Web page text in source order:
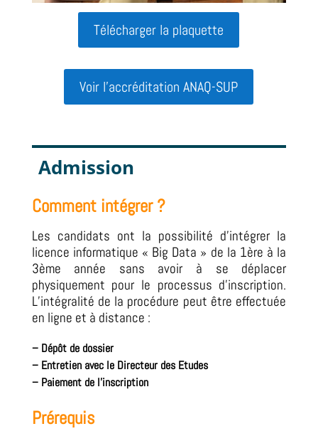
Télécharger la plaquette
Voir l'accréditation ANAQ-SUP
Admission
Comment intégrer ?
Les candidats ont la possibilité d’intégrer la
licence informatique « Big Data » de la 1ère à la
3ème année sans avoir à se déplacer
physiquement pour le processus d’inscription.
L’intégralité de la procédure peut être effectuée
en ligne et à distance :
–Dépôt de dossier
–Entretien avec le Directeur des Etudes
– Paiement de l’inscription
Prérequis